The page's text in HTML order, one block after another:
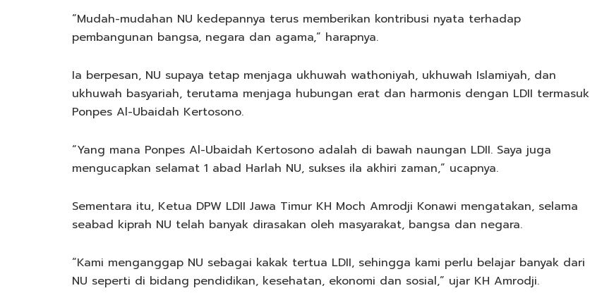
“Mudah-mudahan NU kedepannya terus memberikan kontribusi nyata terhadap
pembangunan bangsa, negara dan agama,” harapnya.
Ia berpesan, NU supaya tetap menjaga ukhuwah wathoniyah, ukhuwah Islamiyah, dan
ukhuwah basyariah, terutama menjaga hubungan erat dan harmonis dengan LDII termasuk
Ponpes Al-Ubaidah Kertosono.
“Yang mana Ponpes Al-Ubaidah Kertosono adalah di bawah naungan LDII. Saya juga
mengucapkan selamat 1 abad Harlah NU, sukses ila akhiri zaman,” ucapnya.
Sementara itu, Ketua DPW LDII Jawa Timur KH Moch Amrodji Konawi mengatakan, selama
seabad kiprah NU telah banyak dirasakan oleh masyarakat, bangsa dan negara.
“Kami menganggap NU sebagai kakak tertua LDII, sehingga kami perlu belajar banyak dari
NU seperti di bidang pendidikan, kesehatan, ekonomi dan sosial,” ujar KH Amrodji.